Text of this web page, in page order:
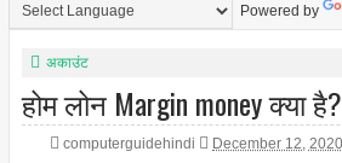
Powered by
अकाउंट
होम लोन Margin money क्या है?
computerguidehindi December 12, 2020